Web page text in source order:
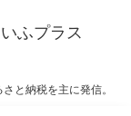
ふプラス
と納税を主に発信。